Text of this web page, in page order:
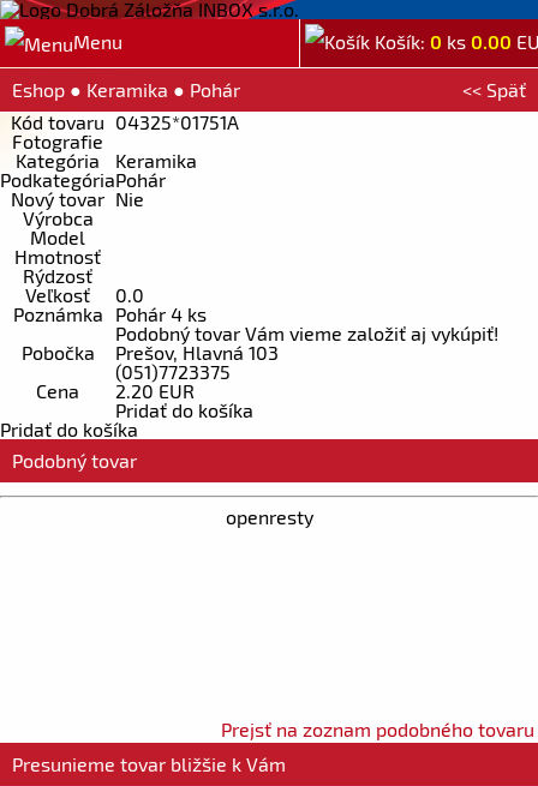
Menu Košík: 0 ks 0.00
<< Späť
Eshop ● Keramika ● Pohár
Kód tovaru 04325*01751A
Fotografie
Kategória
Keramika
PodkategóriaPohár
Nový tovar Nie
Výrobca
Model
Hmotnosť
Rýdzosť
Veľkosť
0.0
Poznámka
Pohár 4 ks
Podobný tovar Vám vieme založiť aj vykúpiť!
Pobočka
Prešov, Hlavná 103
(051)7723375
Cena
2.20 EUR
Pridať do košíka
Pridať do košíka
Podobný tovar
openresty
Prejsť na zoznam podobného tovaru
Presunieme tovar bližšie k Vám